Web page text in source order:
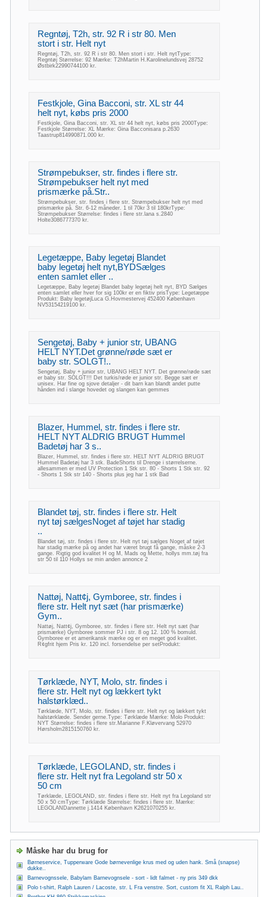
Regntøj, T2h, str. 92 R i str 80. Men
stort i str. Helt nyt
Regntøj, T2h, str. 92 R i str 80. Men stort i str. Helt nytType:
Regntøj Størrelse: 92 Mærke: T2hMartin H.Karolinelundsvej 28752
Østbirk22990744100 kr.
Festkjole, Gina Bacconi, str. XL str 44
helt nyt, købs pris 2000
Festkjole, Gina Bacconi, str. XL str 44 helt nyt, købs pris 2000Type:
Festkjole Størrelse: XL Mærke: Gina Bacconisara p.2630
Taastrup814990871.000 kr.
Strømpebukser, str. findes i flere str.
Strømpebukser helt nyt med
prismærke på.Str..
Strømpebukser, str. findes i flere str. Strømpebukser helt nyt med
prismærke på. Str. 6-12 måneder. 1 til 70kr 3 til 180krType:
Strømpebukser Størrelse: findes i flere str.lana s.2840
Holte3086777370 kr.
Legetæppe, Baby legetøj Blandet
baby legetøj helt nyt,BYDSælges
enten samlet eller ..
Legetæppe, Baby legetøj Blandet baby legetøj helt nyt, BYD Sælges
enten samlet eller hver for sig 100kr er en fiktiv prisType: Legetæppe
Produkt: Baby legetøjLuca G.Hovmestervej 452400 København
NV53154219100 kr.
Sengetøj, Baby + junior str, UBANG
HELT NYT.Det grønne/røde sæt er
baby str. SOLGT!..
Sengetøj, Baby + junior str, UBANG HELT NYT. Det grønne/røde sæt
er baby str. SOLGT!!! Det turkis/røde er junior str. Begge sæt er
unisex. Har fine og sjove detaljer - dit barn kan blandt andet putte
hånden ind i slange hovedet og slangen kan gemmes
Blazer, Hummel, str. findes i flere str.
HELT NYT ALDRIG BRUGT Hummel
Badetøj har 3 s..
Blazer, Hummel, str. findes i flere str. HELT NYT ALDRIG BRUGT
Hummel Badetøj har 3 stk. BadeShorts til Drenge i størrelserne.
allesammen er med UV Protection 1 Stk str. 80 - Shorts 1 Stk str. 92
- Shorts 1 Stk str 140 - Shorts plus jeg har 1 stk Bad
Blandet tøj, str. findes i flere str. Helt
nyt tøj sælgesNoget af tøjet har stadig
..
Blandet tøj, str. findes i flere str. Helt nyt tøj sælges Noget af tøjet
har stadig mærke på og andet har været brugt få gange, måske 2-3
gange. Rigtig god kvalitet H og M, Mads og Mette, hollys mm.tøj fra
str 50 til 110 Hollys se min anden annonce 2
Nattøj, Natt¢j, Gymboree, str. findes i
flere str. Helt nyt sæt (har prismærke)
Gym..
Nattøj, Natt¢j, Gymboree, str. findes i flere str. Helt nyt sæt (har
prismærke) Gymboree sommer PJ i str. 8 og 12. 100 % bomuld.
Gymboree er et amerikansk mærke og er en meget god kvalitet.
R¢gfrit hjem Pris kr. 120 incl. forsendelse per setProdukt:
Tørklæde, NYT, Molo, str. findes i
flere str. Helt nyt og lækkert tykt
halstørklæd..
Tørklæde, NYT, Molo, str. findes i flere str. Helt nyt og lækkert tykt
halstørklæde. Sender gerne.Type: Tørklæde Mærke: Molo Produkt:
NYT Størrelse: findes i flere str.Marianne F.Kløvervang 52970
Hørsholm2815150760 kr.
Tørklæde, LEGOLAND, str. findes i
flere str. Helt nyt fra Legoland str 50 x
50 cm
Tørklæde, LEGOLAND, str. findes i flere str. Helt nyt fra Legoland str
50 x 50 cmType: Tørklæde Størrelse: findes i flere str. Mærke:
LEGOLANDannette j.1414 København K2621070255 kr.
Måske har du brug for
Børneservice, Tupperware Gode børnevenlige krus med og uden hank. Små (snapse)
dukke..
Barnevognssele, Babylam Barnevognsele - sort - lidt falmet - ny pris 349 dkk
Polo t-shirt, Ralph Lauren / Lacoste, str. L Fra venstre. Sort, custom fit XL Ralph Lau..